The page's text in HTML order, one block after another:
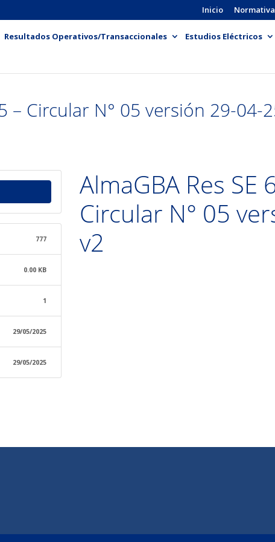
Inicio Normativa
Resultados Operativos/Transaccionales Estudios Eléctricos
– Circular N° 05 versión 29-04-
777
0.00 KB
1
29/05/2025
29/05/2025
AlmaGBA Res SE
Circular N° 05
v2